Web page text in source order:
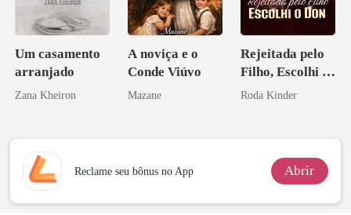
Um casamento
arranjado
Zana Kheiron
A noviça e o
Conde Viúvo
Mazane
Rejeitada pelo
Filho, Escolhi o
Don
Roda Kinder
Reclame seu bônus no App Abrir